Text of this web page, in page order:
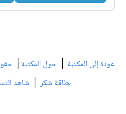
عودة إلى المكتبة | حول المكتبة |
بطاقة شكر| شاهد